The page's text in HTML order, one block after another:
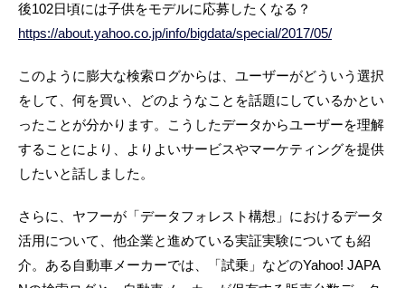
後102日頃には子供をモデルに応募したくなる？
https://about.yahoo.co.jp/info/bigdata/special/2017/05/
このように膨大な検索ログからは、ユーザーがどういう選択
をして、何を買い、どのようなことを話題にしているかとい
ったことが分かります。こうしたデータからユーザーを理解
することにより、よりよいサービスやマーケティングを提供
したいと話しました。
さらに、ヤフーが「データフォレスト構想」におけるデータ
活用について、他企業と進めている実証実験についても紹
介。ある自動車メーカーでは、「試乗」などのYahoo! JAPA